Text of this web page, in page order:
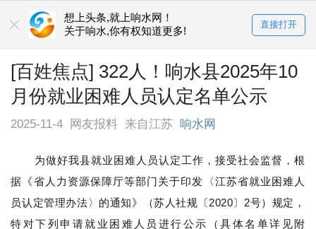
想上头条,就上响水网！
关于响水,你有权知道更多!
直接打开
[百姓焦点] 322人！响水县2025年10
月份就业困难人员认定名单公示
2025-11-4 网友报料 来自江苏 响水网
为做好我县就业困难人员认定工作，接受社会监督，根
据《省人力资源保障厅等部门关于印发〈江苏省就业困难人
员认定管理办法〉的通知》（苏人社规〔2020〕2号）规定，
特对下列申请就业困难人员进行公示（具体名单详见附